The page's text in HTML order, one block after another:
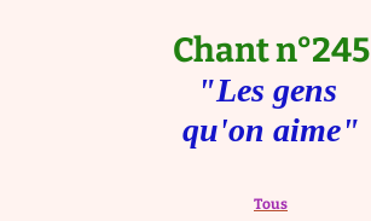
Chant n°245
"Les gens
qu'on aime"
Tous